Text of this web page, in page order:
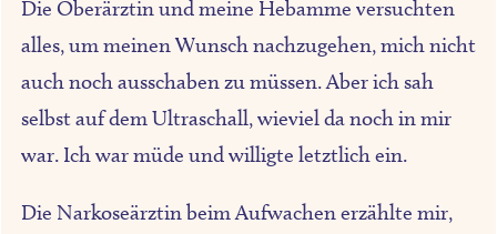
Die Oberärztin und meine Hebamme versuchten
alles, um meinen Wunsch nachzugehen, mich nicht
auch noch ausschaben zu müssen. Aber ich sah
selbst auf dem Ultraschall, wieviel da noch in mir
war. Ich war müde und willigte letztlich ein.
Die Narkoseärztin beim Aufwachen erzählte mir,